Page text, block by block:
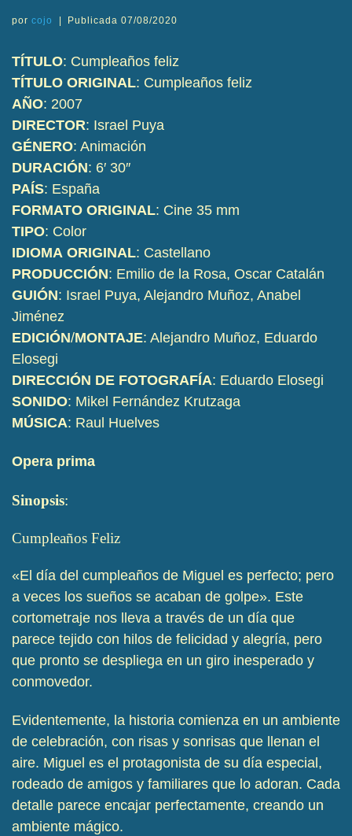
por cojo Publicada07/08/2020
TÍTULO: Cumpleaños feliz
TÍTULO ORIGINAL: Cumpleaños feliz
AÑO: 2007
DIRECTOR: Israel Puya
GÉNERO: Animación
DURACIÓN: 6′ 30″
PAÍS: España
FORMATO ORIGINAL: Cine 35 mm
TIPO: Color
IDIOMA ORIGINAL: Castellano
PRODUCCIÓN: Emilio de la Rosa, Oscar Catalán
GUIÓN: Israel Puya, Alejandro Muñoz, Anabel
Jiménez
EDICIÓN/MONTAJE: Alejandro Muñoz, Eduardo
Elosegi
DIRECCIÓN DE FOTOGRAFÍA: Eduardo Elosegi
SONIDO: Mikel Fernández Krutzaga
MÚSICA: Raul Huelves
Opera prima
Sinopsis:
Cumpleaños Feliz
«El día del cumpleaños de Miguel es perfecto; pero
a veces los sueños se acaban de golpe». Este
cortometraje nos lleva a través de un día que
parece tejido con hilos de felicidad y alegría, pero
que pronto se despliega en un giro inesperado y
conmovedor.
Evidentemente, la historia comienza en un ambiente
de celebración, con risas y sonrisas que llenan el
aire. Miguel es el protagonista de su día especial,
rodeado de amigos y familiares que lo adoran. Cada
detalle parece encajar perfectamente, creando un
ambiente mágico.